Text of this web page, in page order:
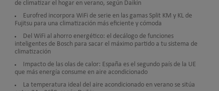
de climatizar el hogar en verano, según Daikin
Eurofred incorpora WiFi de serie en las gamas Split KM y KL de
Fujitsu para una climatización más eficiente y cómoda
Del WiFi al ahorro energético: el decálogo de funciones
inteligentes de Bosch para sacar el máximo partido a tu sistema de
climatización
Impacto de las olas de calor: España es el segundo país de la UE
que más energía consume en aire acondicionado
La temperatura ideal del aire acondicionado en verano se sitúa